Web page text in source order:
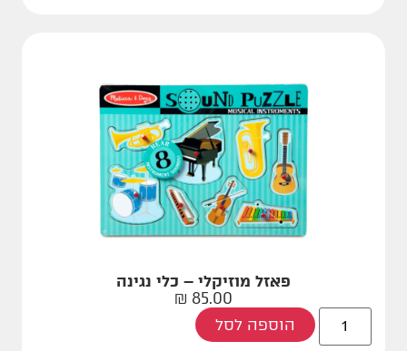
פאזל מוזיקלי – כלי נגינה
85.00
₪
הוספה לסל